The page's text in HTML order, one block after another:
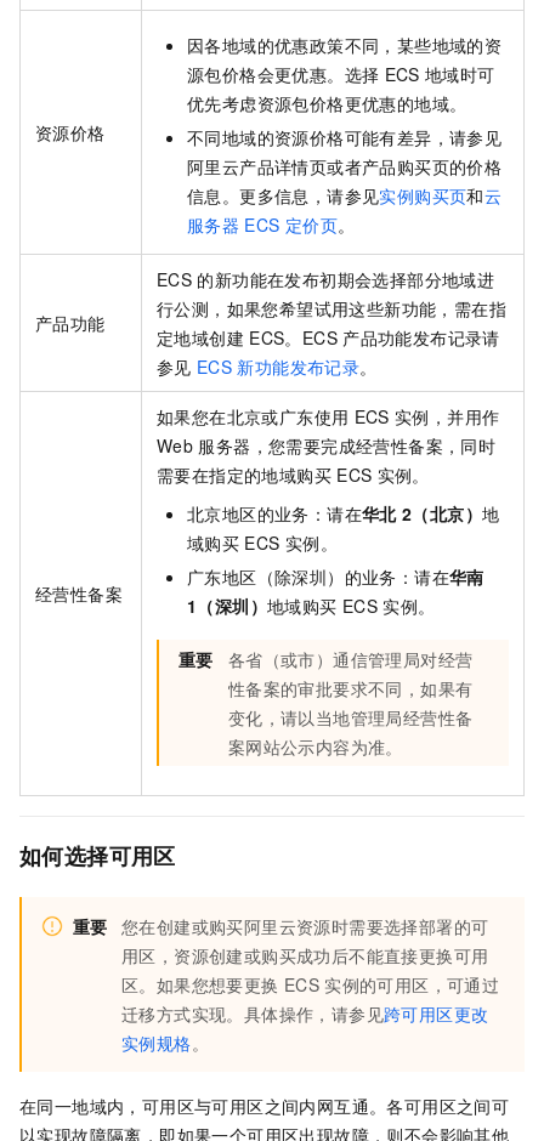
资源价格
因各地域的优惠政策不同，某些地域的资
源包价格会更优惠。选择 ECS 地域时可
优先考虑资源包价格更优惠的地域。
不同地域的资源价格可能有差异，请参见
阿里云产品详情页或者产品购买页的价格
信息。更多信息，请参见实例购买页和云
服务器 ECS 定价页。
产品功能
ECS 的新功能在发布初期会选择部分地域进
行公测，如果您希望试用这些新功能，需在指
定地域创建 ECS。ECS 产品功能发布记录请
参见 ECS 新功能发布记录。
经营性备案
如果您在北京或广东使用 ECS 实例，并用作
Web 服务器，您需要完成经营性备案，同时
需要在指定的地域购买 ECS 实例。
北京地区的业务：请在华北 2（北京） 地
域购买 ECS 实例。
广东地区（除深圳）的业务：请在华南
1（深圳） 地域购买 ECS 实例。
重要
各省（或市）通信管理局对经营
性备案的审批要求不同，如果有
变化，请以当地管理局经营性备
案网站公示内容为准。
如何选择可用区
重要 您在创建或购买阿里云资源时需要选择部署的可
用区，资源创建或购买成功后不能直接更换可用
区。如果您想要更换 ECS 实例的可用区，可通过
迁移方式实现。具体操作，请参见跨可用区更改
实例规格。
在同一地域内，可用区与可用区之间内网互通。各可用区之间可
以实现故障隔离，即如果一个可用区出现故障，则不会影响其他